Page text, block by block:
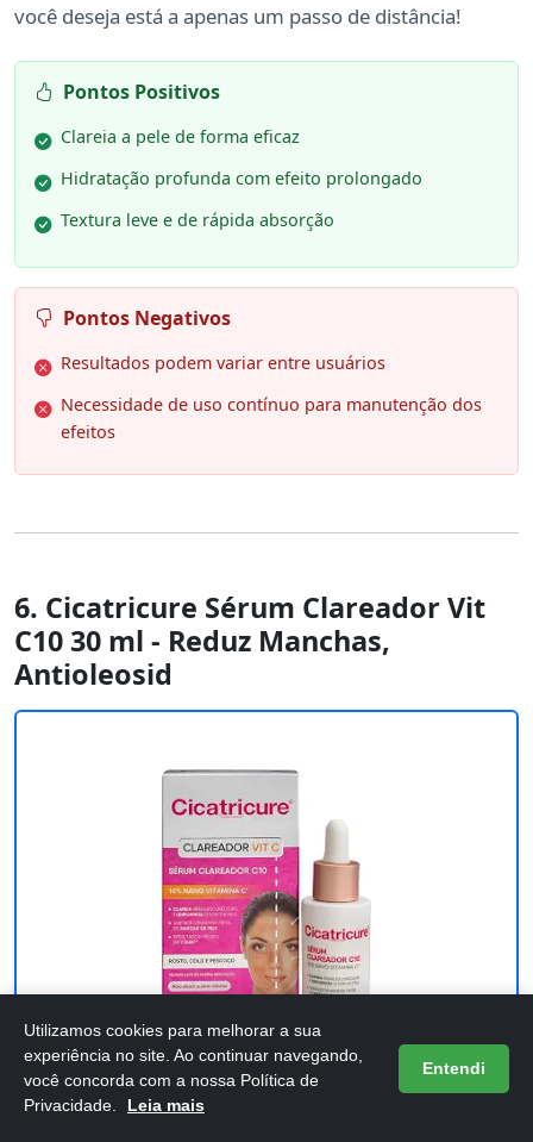
você deseja está a apenas um passo de distância!
Pontos Positivos
Clareia a pele de forma eficaz
Hidratação profunda com efeito prolongado
Textura leve e de rápida absorção
Pontos Negativos
Resultados podem variar entre usuários
Necessidade de uso contínuo para manutenção dos
efeitos
6. Cicatricure Sérum Clareador Vit
C10 30 ml - Reduz Manchas,
Antioleosid
Cicatricure Sérum Clareador Vit C10 30
Utilizamos cookies para melhorar a sua
experiência no site. Ao continuar navegando,
você concorda com a nossa Política de
Privacidade.
Leia mais
Entendi